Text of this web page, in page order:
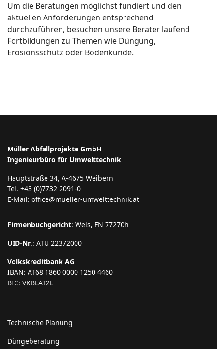
Um die Beratungen möglichst fundiert und den
aktuellen Anforderungen entsprechend
durchzuführen, besuchen unsere Berater laufend
Fortbildungen zu Themen wie Düngung,
Erosionsschutz oder Bodenkunde.
Müller Abfallprojekte GmbH
Ingenieurbüro für Umwelttechnik
Hauptstraße 34, A-4675 Weibern
Tel. +43 (0)7732 2091-0
E-Mail: office@mueller-umwelttechnik.at
Firmenbuchgericht: Wels, FN 77270h
UID-Nr.: ATU 22372000
Volkskreditbank AG
IBAN: AT68 1860 0000 1250 4460
BIC: VKBLAT2L
Technische Planung
Düngeberatung